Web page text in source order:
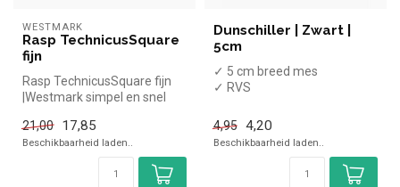
WESTMARK
Rasp TechnicusSquare
fijn
Rasp TechnicusSquare fijn
|Westmark simpel en snel
Over...
21,00 17,85
Beschikbaarheid laden..
Dunschiller | Zwart |
5cm
✓ 5 cm breed mes
✓ RVS
✓
Vaatwasmachinebestendig
4,95 4,20
Beschikbaarheid laden..